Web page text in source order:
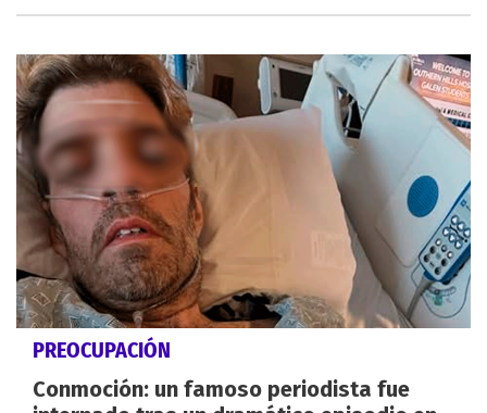
PREOCUPACIÓN
Conmoción: un famoso periodista fue